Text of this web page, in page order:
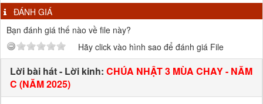
ĐÁNH GIÁ
Bạn đánh giá thế nào về file này?
Hãy click vào hình sao để đánh giá File
Lời bài hát - Lời kinh: CHÚA NHẬT 3 MÙA CHAY - NĂM
C (NĂM 2025)